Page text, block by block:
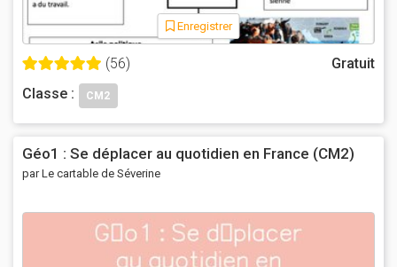
Enregistrer
(56)
Gratuit
Classe :
CM2
Géo1 : Se déplacer au quotidien en France (CM2)
par Le cartable de Séverine